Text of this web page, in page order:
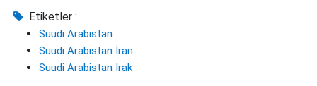
Etiketler :
Suudi Arabistan
Suudi Arabistan İran
Suudi Arabistan Irak